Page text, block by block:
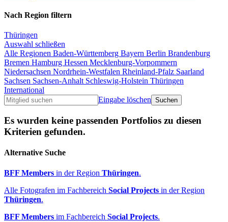
Nach Region filtern
Thüringen
Auswahl schließen
Alle Regionen Baden-Württemberg Bayern Berlin Brandenburg
Bremen Hamburg Hessen Mecklenburg-Vorpommern
Niedersachsen Nordrhein-Westfalen Rheinland-Pfalz Saarland
Sachsen Sachsen-Anhalt Schleswig-Holstein Thüringen
International
Eingabe löschen
Es wurden keine passenden Portfolios zu diesen
Kriterien gefunden.
Alternative Suche
BFF Members in der Region Thüringen.
Alle Fotografen im Fachbereich Social Projects in der Region
Thüringen.
BFF Members im Fachbereich Social Projects.